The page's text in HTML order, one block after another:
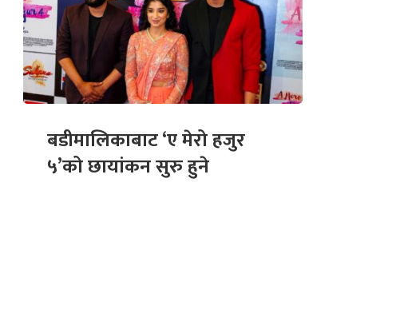
बडीमालिकाबाट ‘ए मेरो हजुर
५’को छायांकन सुरु हुने